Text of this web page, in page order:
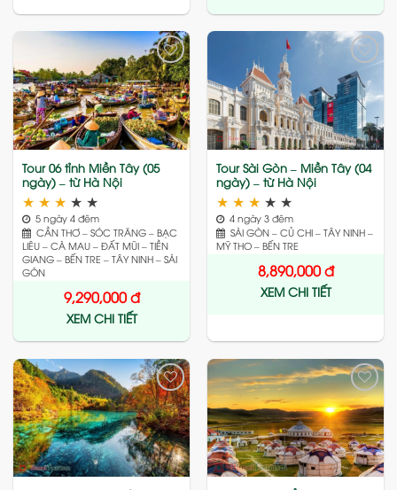
Add
to
wishlist
Tour 06 tỉnh Miền Tây (05
ngày) – từ Hà Nội
★ ★ ★ ★ ★
5 ngày 4 đêm
CẦN THƠ – SÓC TRĂNG – BẠC
LIÊU – CÀ MAU – ĐẤT MŨI – TIỀN
GIANG – BẾN TRE – TÂY NINH – SÀI
GÒN
9,290,000đ
XEM CHI TIẾT
Add
to
wishlist
Tour Sài Gòn – Miền Tây (04
ngày) – từ Hà Nội
★ ★ ★ ★ ★
4 ngày 3 đêm
SÀI GÒN – CỦ CHI – TÂY NINH –
MỸ THO – BẾN TRE
8,890,000đ
XEM CHI TIẾT
Add
to
wishlist
Add
to
wishlist